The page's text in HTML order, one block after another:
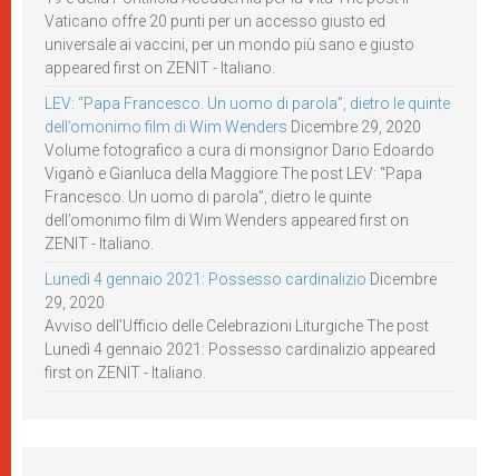
Vaticano offre 20 punti per un accesso giusto ed
universale ai vaccini, per un mondo più sano e giusto
appeared first on ZENIT - Italiano.
LEV: “Papa Francesco. Un uomo di parola”, dietro le quinte
dell’omonimo film di Wim Wenders Dicembre 29, 2020
Volume fotografico a cura di monsignor Dario Edoardo
Viganò e Gianluca della Maggiore The post LEV: “Papa
Francesco. Un uomo di parola”, dietro le quinte
dell’omonimo film di Wim Wenders appeared first on
ZENIT - Italiano.
Lunedì 4 gennaio 2021: Possesso cardinalizio Dicembre
29, 2020
Avviso dell’Ufficio delle Celebrazioni Liturgiche The post
Lunedì 4 gennaio 2021: Possesso cardinalizio appeared
first on ZENIT - Italiano.